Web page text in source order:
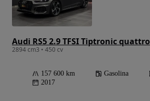
Audi RS5 2.9 TFSI Tiptronic quattro
2894 cm3 • 450 cv
157 600 km Gasolina
2017